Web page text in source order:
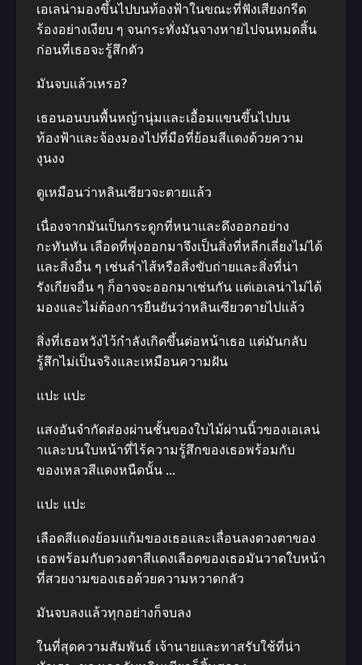
เอเลน่ามองขึ้นไปบนท้องฟ้าในขณะที่ฟังเสียงกรีด
ร้องอย่างเงียบ ๆ จนกระทั่งมันจางหายไปจนหมดสิ้น
ก่อนที่เธอจะรู้สึกตัว
มันจบแล้วเหรอ?
เธอนอนบนพื้นหญ้านุ่มและเอื้อมแขนขึ้นไปบน
ท้องฟ้าและจ้องมองไปที่มือที่ย้อมสีแดงด้วยความ
งุนงง
ดูเหมือนว่าหลินเซียวจะตายแล้ว
เนื่องจากมันเป็นกระดูกที่หนาและดึงออกอย่าง
กะทันหัน เลือดที่พุ่งออกมาจึงเป็นสิ่งที่หลีกเลี่ยงไม่ได้
และสิ่งอื่น ๆ เช่นลำไส้หรือสิ่งขับถ่ายและสิ่งที่น่า
รังเกียจอื่น ๆ ก็อาจจะออกมาเช่นกัน แต่เอเลน่าไม่ได้
มองและไม่ต้องการยืนยันว่าหลินเซียวตายไปแล้ว
สิ่งที่เธอหวังไว้กำลังเกิดขึ้นต่อหน้าเธอ แต่มันกลับ
รู้สึกไม่เป็นจริงและเหมือนความฝัน
แปะ แปะ
แสงอันจำกัดส่องผ่านชั้นของใบไม้ผ่านนิ้วของเอเลน่
าและบนใบหน้าที่ไร้ความรู้สึกของเธอพร้อมกับ
ของเหลวสีแดงหนืดนั้น …
แปะ แปะ
เลือดสีแดงย้อมแก้มของเธอและเลื่อนลงดวงตาของ
เธอพร้อมกับดวงตาสีแดงเลือดของเธอมันวาดใบหน้า
ที่สวยงามของเธอด้วยความหวาดกลัว
มันจบลงแล้วทุกอย่างก็จบลง
ในที่สุดความสัมพันธ์ เจ้านายและทาสรับใช้ที่น่า